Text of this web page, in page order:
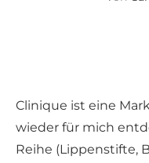
Clinique ist eine
wieder für mich
Reihe (Lippenstifte,